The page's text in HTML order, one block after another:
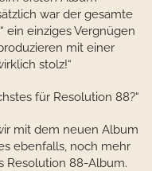
war der gesamte
ein einziges Vergnügen
mit einer
stolz!“
für Resolution 88?“
mit dem neuen Album
ebenfalls, noch mehr
Resolution 88-Album.